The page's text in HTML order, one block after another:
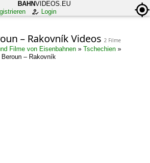
BAHNVIDEOS.EU
Login
– Rakovník Videos 2 Filme
Filme von Eisenbahnen » Tschechien »
– Rakovník